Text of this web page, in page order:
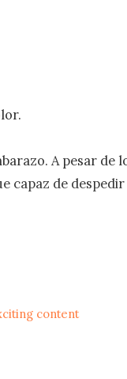
A pesar de
capaz de despedir
grande.
la oportunidad
presentes. Incluso
content